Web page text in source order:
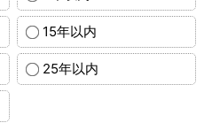
15年以内
25年以内